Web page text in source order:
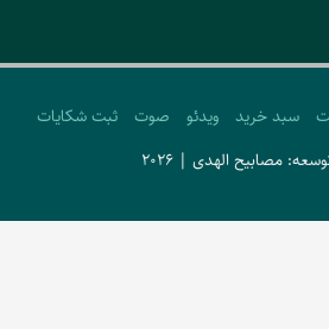
سبد خرید ویدئو صوت
ثبت شکایات
مصابیح الهدی | 2026